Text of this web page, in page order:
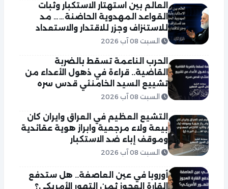
العالم بين استهتار الاستكبار وثبات
القواعد المهدوية الحاضنة…… مد
للاستنزاف وجزر للاقتدار والاستعداد
السبت 08 آب 2026
الحرب الناعمة تسقط بالضربة
القاضية.. قراءة في ذهول الأعداء من
تشييع السيد الخامنئي قدس سره
السبت 08 آب 2026
التشيع العظيم في العراق وايران كان
بيعة ولاء مرجعية وابراز هوية عقائدية
وموقف إباء ضد الاستكبار
السبت 08 آب 2026
أوروبا في عين العاصفة.. هل ستدفع
القارة العجوز ثمن التهور الأمريكي؟